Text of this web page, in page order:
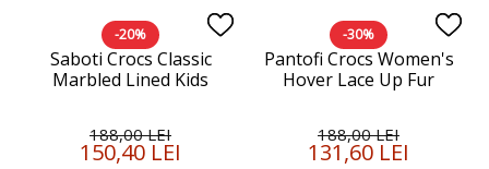
-20%
Saboti Crocs Classic
Marbled Lined Kids
188,00 LEI
150,40 LEI
-30%
Pantofi Crocs Women's
Hover Lace Up Fur
188,00 LEI
131,60 LEI